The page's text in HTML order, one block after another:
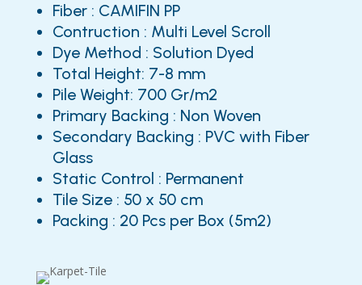
Fiber : CAMIFIN PP
Contruction : Multi Level Scroll
Dye Method : Solution Dyed
Total Height: 7-8 mm
Pile Weight: 700 Gr/m2
Primary Backing : Non Woven
Secondary Backing : PVC with Fiber
Glass
Static Control : Permanent
Tile Size : 50 x 50 cm
Packing : 20 Pcs per Box (5m2)